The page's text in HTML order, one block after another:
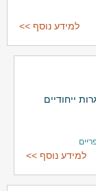
למידע נוסף >>
ייחודיים
למידע נוסף >>